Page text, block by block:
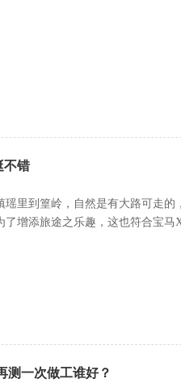
不错
瑶里到篁岭，自然是有大路可走
了增添旅途之乐趣，这也符合宝马
测一次做工谁好？